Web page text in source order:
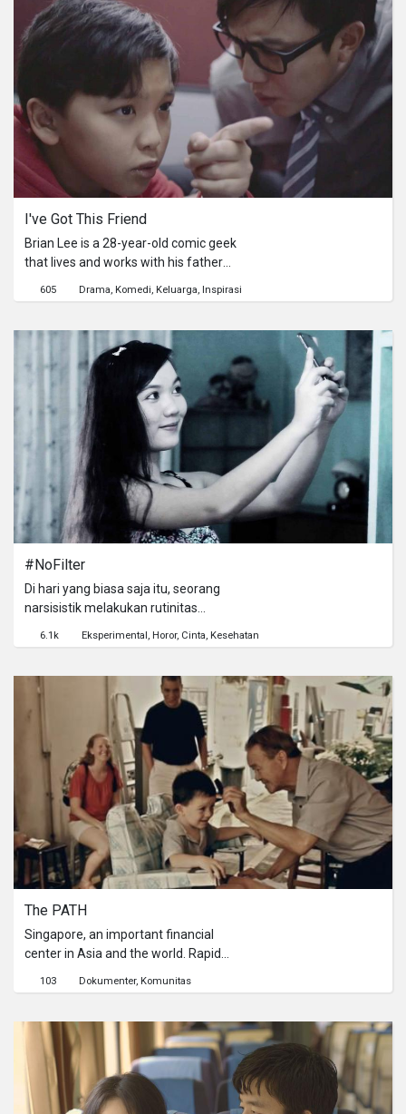
and positivity despite the fact that the
job is practically a death sentence.
I've Got This Friend
Brian Lee is a 28-year-old comic geek
that lives and works with his father
deprives Brian of his one in a lifetime
comic company and chase his
dreams, Brian will meet a Boy that will
turn his life around. With the help of
the Boy, Brian will learn what it takes
to believe in your own dreams and
help strengthen the rocky relationship
between Brian and his father in this
light hearted dramedy short film.
605 Drama Komedi Keluarga Inspirasi
#NoFilter
Di hari yang biasa saja itu, seorang
narsisistik melakukan rutinitas
sendiri dengan swafoto. Lalu, apa
sesuai dengan keinginan?
6.1k Eksperimental Horor Cinta Kesehatan
The PATH
Singapore, an important financial
center in Asia and the world. Rapid
skyline of skyscrapers and wealth for
had also caused rental to soar.Two
early residents who used to operate
their business in the Singapore city
center were forced to shift to the
roadside or back lanes to continue
103 Dokumenter Komunitas